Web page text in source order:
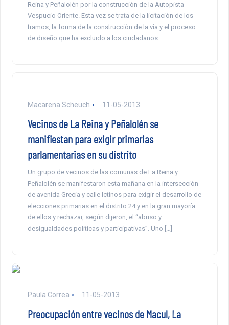
Reina y Peñalolén por la construcción de la Autopista
Vespucio Oriente. Esta vez se trata de la licitación de los
tramos, la forma de la construcción de la vía y el proceso
de diseño que ha excluido a los ciudadanos.
Macarena Scheuch 11-05-2013
Vecinos de La Reina y Peñalolén se
manifiestan para exigir primarias
parlamentarias en su distrito
Un grupo de vecinos de las comunas de La Reina y
Peñalolén se manifestaron esta mañana en la intersección
de avenida Grecia y calle Ictinos para exigir el desarrollo de
elecciones primarias en el distrito 24 y en la gran mayoría
de ellos y rechazar, según dijeron, el “abuso y
desigualdades políticas y participativas”. Uno […]
Paula Correa 11-05-2013
Preocupación entre vecinos de Macul, La